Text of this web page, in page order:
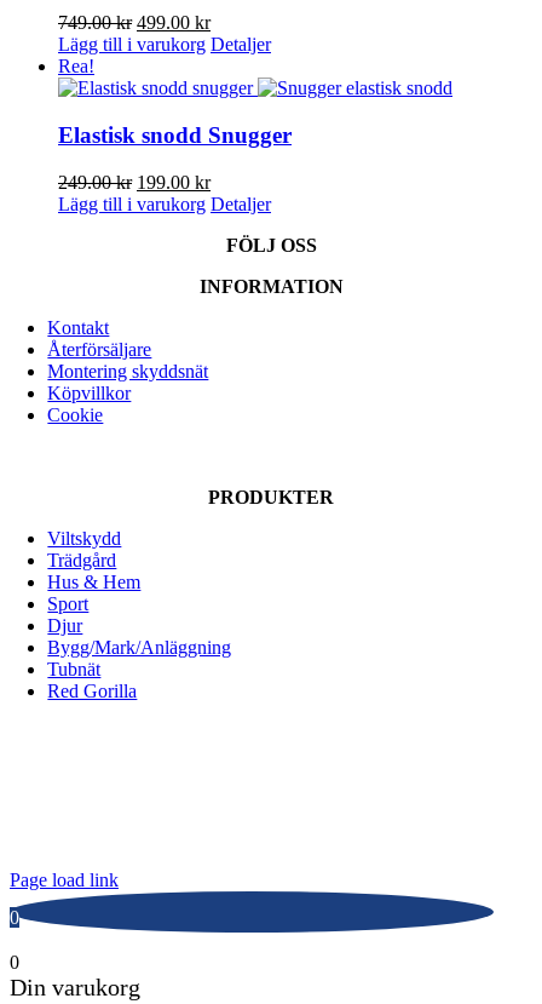
749.00kr Det
ursprungliga
var:
499.00 krDet
nuvarande
är:
Lägg till i varukorg Detaljer
Rea!
Elastisk snodd Snugger
249.00kr Det
ursprungliga
199.00 krDet
nuvarande
är:
Lägg till i varukorg Detaljer
FÖLJ OSS
INFORMATION
Kontakt
Återförsäljare
Montering skyddsnät
Köpvillkor
Cookie
PRODUKTER
Viltskydd
Trädgård
Hus & Hem
Sport
Djur
Bygg/Mark/Anläggning
Tubnät
Red Gorilla
Page load link
0
0
Din varukorg